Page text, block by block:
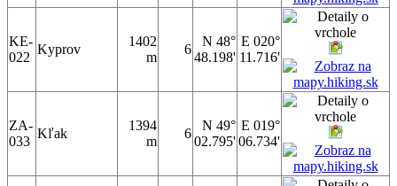
KE-
022
Kyprov
1402
m
6
N 48°
48.198'
E 020°
11.716'
ZA-
033
Kľak
1394
m
6
N 49°
02.795'
E 019°
06.734'